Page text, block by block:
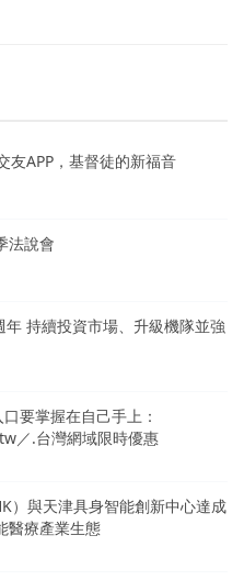
友APP，基督徒的新福音
法說會
持續投資市場、升級機隊並強
要掌握在自己手上：
／.台灣網域限時優惠
）與天津具身智能創新中心達成
醫療產業生態